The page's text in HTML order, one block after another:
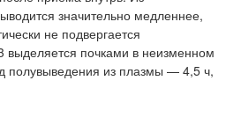
значительно медленнее,
не подвергается
почками в неизменном
полувыведения из плазмы — 4,5 ч,